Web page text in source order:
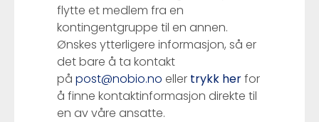
flytte et medlem fra en
kontingentgruppe til en annen.
Ønskes ytterligere informasjon, så er
det bare å ta kontakt
på post@nobio.no eller trykk herfor
å finne kontaktinformasjon direkte til
en av våre ansatte.